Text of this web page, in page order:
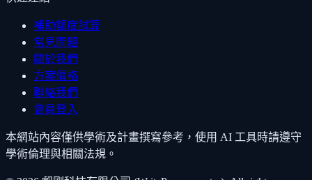
補助額度試算
常見問題
關於我們
方案價格
聯絡我們
會員登入
本網站內容僅供學術及計畫撰寫參考，使用 AI 工具時請遵守
學術倫理與相關法規。